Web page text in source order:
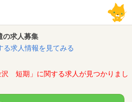
求人募集
る求人情報を見てみる
短期」に関する求人が見つかりまし